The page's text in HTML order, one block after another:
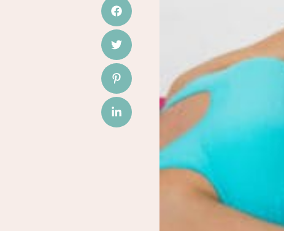
Del på Facebook
Del på Twitter
Del på Pinterest
Del på LinkedIn